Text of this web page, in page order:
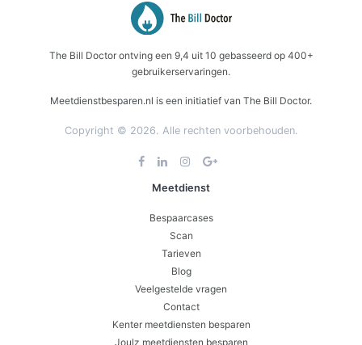
The Bill Doctorontving een 9,4 uit 10 gebasseerd op 400+
gebruikerservaringen.
Meetdienstbesparen.nl is een initiatief van The Bill Doctor.
Copyright © 2026. Alle rechten voorbehouden.
Meetdienst
Bespaarcases
Scan
Tarieven
Blog
Veelgestelde vragen
Contact
Kenter meetdiensten besparen
Joulz meetdiensten besparen